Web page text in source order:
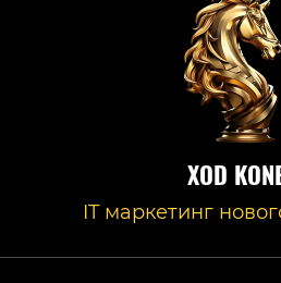
XOD
IT маркетинг